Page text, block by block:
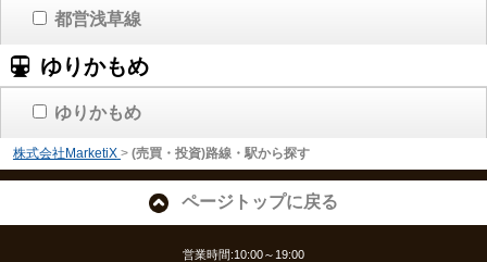
都営浅草線
ゆりかもめ
ゆりかもめ
株式会社MarketiX > (売買・投資)路線・駅から探す
ページトップに戻る
営業時間:10:00～19:00